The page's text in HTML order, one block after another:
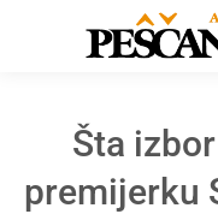
Šta
premijerku